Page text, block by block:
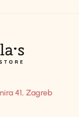
41, Zagreb